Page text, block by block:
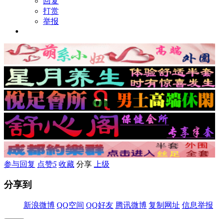
打赏
举报
参与回复 点赞5 收藏 分享 上级
分享到
新浪微博 QQ空间 QQ好友 腾讯微博 复制网址 信息举报